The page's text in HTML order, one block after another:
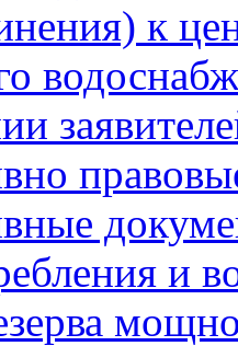
к
и